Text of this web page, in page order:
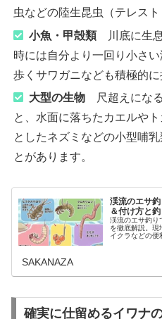
虫などの陸生昆虫（テレスト
小魚・甲殻類川底に生息
時には自分より一回り小さ
歩くサワガニなども積極的に
大型の生物 尺超えにな
と、水面に落ちたカエルや
としたネズミなどの小型哺
とがあります。
渓流のエサ
＆付け方と
渓流のエサ釣り
を徹底解説。現
イクラなどの便
SAKANAZA
確実に仕留めるイワナ